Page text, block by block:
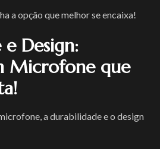
a opção que melhor se encaixa!
Design:
Microfone que
a durabilidade e o design